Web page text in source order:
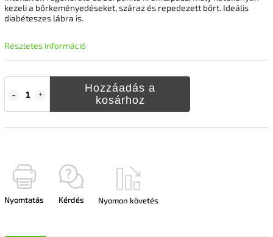
Hozzáadás a
kosárhoz
kezeli a bőrkeményedéseket, száraz és repedezett bőrt. Ideális
diabéteszes lábra is.
Részletes információ
Nyomtatás Kérdés Nyomon követés